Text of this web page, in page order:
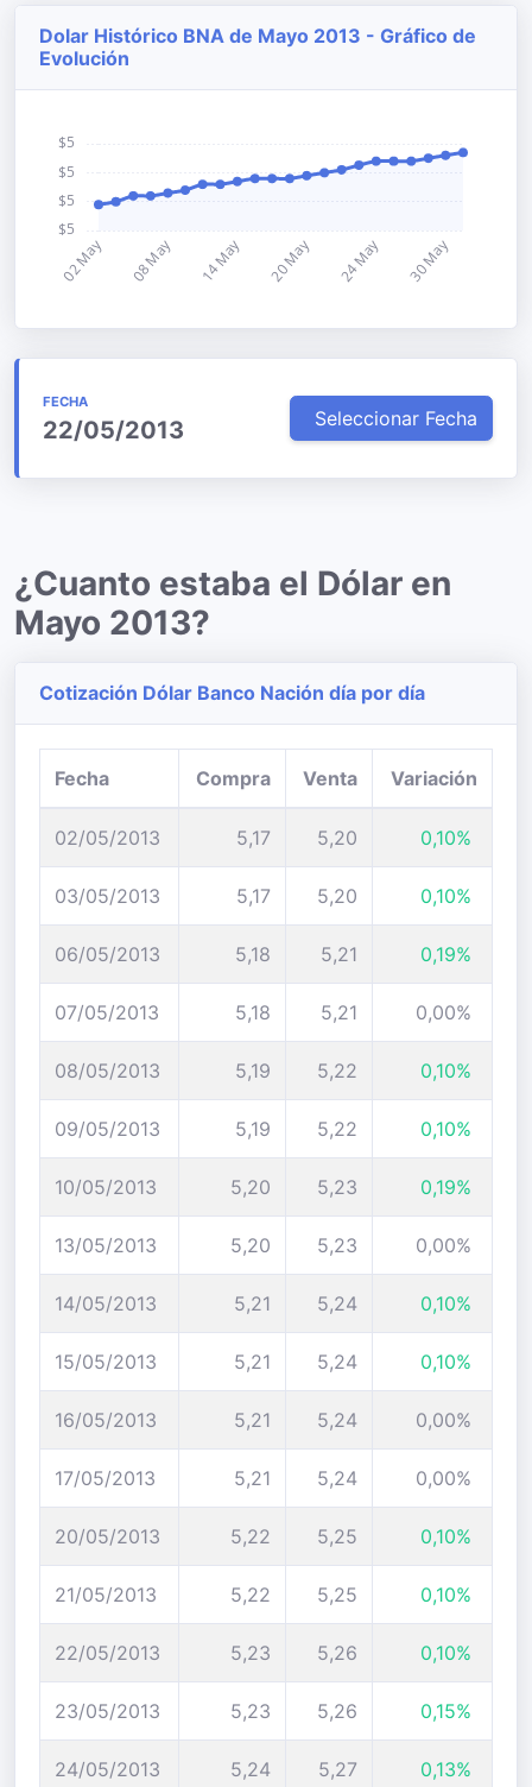
Dolar Histórico BNA de Mayo 2013 - Gráfico de
Evolución
FECHA
22/05/2013 Seleccionar Fecha
¿Cuanto estaba el Dólar en
Mayo 2013?
Cotización Dólar Banco Nación día por día
Fecha Compra Venta Variación
02/05/2013 5,17 5,20 0,10%
03/05/2013 5,17 5,20 0,10%
06/05/2013 5,18 5,21 0,19%
07/05/2013 5,18 5,21 0,00%
08/05/2013 5,19 5,22 0,10%
09/05/2013 5,19 5,22 0,10%
10/05/2013 5,20 5,23 0,19%
13/05/2013 5,20 5,23 0,00%
14/05/2013 5,21 5,24 0,10%
15/05/2013 5,21 5,24 0,10%
16/05/2013 5,21 5,24 0,00%
17/05/2013 5,21 5,24 0,00%
20/05/2013 5,22 5,25 0,10%
21/05/2013 5,22 5,25 0,10%
22/05/2013 5,23 5,26 0,10%
23/05/2013 5,23 5,26 0,15%
24/05/2013 5,24 5,27 0,13%